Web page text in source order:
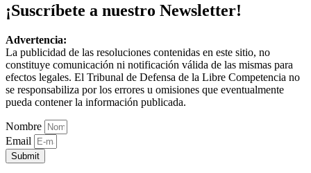
¡Suscríbete a nuestro Newsletter!
Advertencia:
La publicidad de las resoluciones contenidas en este sitio, no
constituye comunicación ni notificación válida de las mismas para
efectos legales. El Tribunal de Defensa de la Libre Competencia no
se responsabiliza por los errores u omisiones que eventualmente
pueda contener la información publicada.
Nombre
Email
Submit